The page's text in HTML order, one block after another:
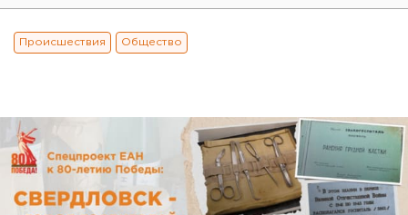
Происшествия Общество